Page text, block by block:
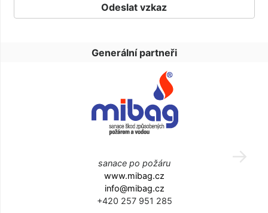
Generální partneři
sanace po požáru
www.mibag.cz
info@mibag.cz
+420 257 951 285